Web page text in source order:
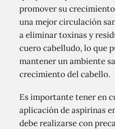
promover su
una mejor circulación
a eliminar toxinas y
cuero cabelludo, lo que
mantener un ambiente
crecimiento del cabello.
Es importante tener en
aplicación de aspirinas
debe realizarse con